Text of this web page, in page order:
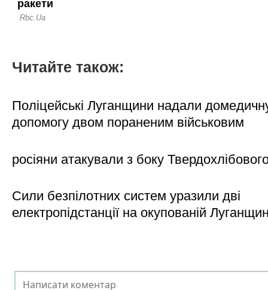
Читайте також:
Поліцейські Луганщини надали
допомогу двом пораненим військовим
росіяни атакували з боку
Сили безпілотних систем уразили дві
електропідстанції на окупованій